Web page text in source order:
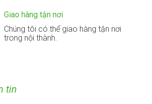
Giao hàng tận nơi
Chúng tôi có thể giao hàng tận nơi
trong nội thành.
tin